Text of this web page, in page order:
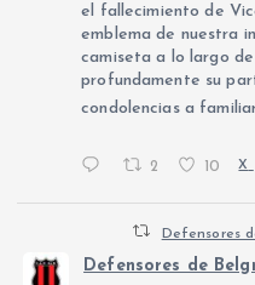
el fallecimiento de
emblema de nuestra
camiseta a lo largo
profundamente su
condolencias a
2 10 X
Defensores
Defensores de